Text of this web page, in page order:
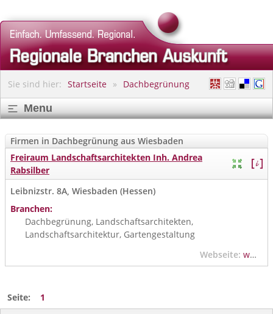
Sie sind hier: Startseite Dachbegrünung
Menu
Firmen in Dachbegrünung aus Wiesbaden
Freiraum Landschaftsarchitekten Inh. Andrea
Rabsilber
Leibnizstr. 8A, Wiesbaden (Hessen)
Branchen:
Dachbegrünung, Landschaftsarchitekten,
Landschaftsarchitektur, Gartengestaltung
Webseite: www.freiraum-wiesbaden.de
Seite:
1